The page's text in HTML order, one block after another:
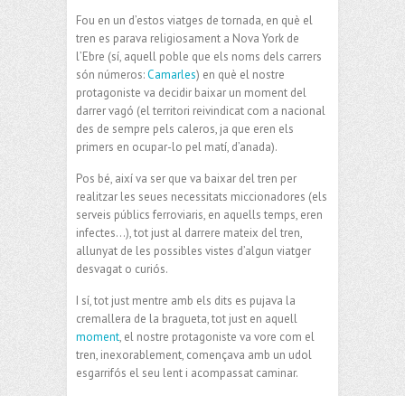
Fou en un d’estos viatges de tornada, en què el
tren es parava religiosament a Nova York de
l’Ebre (sí, aquell poble que els noms dels carrers
són números:Camarles) en què el nostre
protagoniste va decidir baixar un moment del
darrer vagó (el territori reivindicat com a nacional
des de sempre pels caleros, ja que eren els
primers en ocupar-lo pel matí, d’anada).
Pos bé, així va ser que va baixar del tren per
realitzar les seues necessitats miccionadores (els
serveis públics ferroviaris, en aquells temps, eren
infectes…), tot just al darrere mateix del tren,
allunyat de les possibles vistes d’algun viatger
desvagat o curiós.
I sí, tot just mentre amb els dits es pujava la
cremallera de la bragueta, tot just en aquell
moment, el nostre protagoniste va vore com el
tren, inexorablement, començava amb un udol
esgarrifós el seu lent i acompassat caminar.